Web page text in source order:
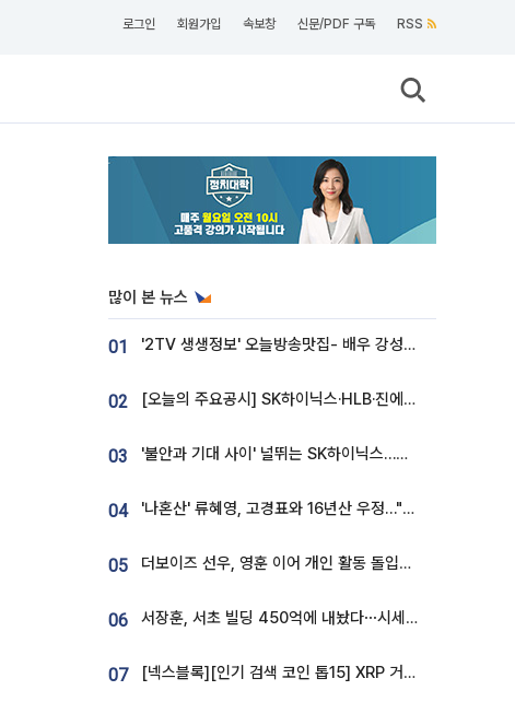
로그인 회원가입 속보창 신문/PDF 구독 RSS
많이 본 뉴스
01 '2TV 생생정보' 오늘방송맛집- 배우 강성진 단골! 쌀국수ㆍ푸팟퐁 커리 맛집 '블○○○'
02 [오늘의 주요공시] SK하이닉스·HLB·진에어·포스코홀딩스·네이버·대우건설 등
03 '불안과 기대 사이' 널뛰는 SK하이닉스…증권가 "HBM4·LTA 기반 펀터멘털 견고"
04 '나혼산' 류혜영, 고경표와 16년산 우정…"자취방서 부모님과 마주쳐"
05 더보이즈 선우, 영훈 이어 개인 활동 돌입⋯앳에어리어와 전속계약
06 서장훈, 서초 빌딩 450억에 내놨다⋯시세차익은
07 [넥스블록][인기 검색 코인 톱15] XRP 거래량 14억달러…ETHGas 급등·Bless 급락…고변동 알트 부각